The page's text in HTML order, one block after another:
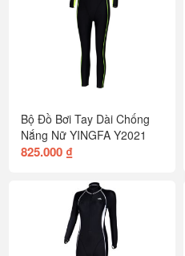
Bộ Đồ Bơi Tay Dài Chống
Nắng Nữ YINGFA Y2021
825.000 ₫